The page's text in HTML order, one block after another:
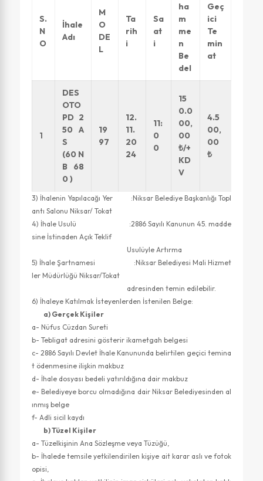
S.
N
O
İhale
Adı
M
O
DE
L
Ta
rih
i
Sa
at
i
ha
m
me
n
Be
del
Geç
ici
Te
min
at
1
DES
OTO
PD 2
50 A
S
(60 N
B 68
0 )
19
97
12.
11.
20
24
11:
0
0
15
0.0
00,
00
₺/+
KD
V
4.5
00,
00
₺
3) İhalenin Yapılacağı Yer :Niksar Belediye Başkanlığı Topl
antı Salonu Niksar/ Tokat
4) İhale Usulü :2886 Sayılı Kanunun 45. madde
sine İstinaden Açık Teklif
Usulüyle Artırma
5) İhale Şartnamesi :Niksar Belediyesi Mali Hizmet
ler Müdürlüğü Niksar/Tokat
adresinden temin edilebilir.
6) İhaleye Katılmak İsteyenlerden İstenilen Belge:
a) Gerçek Kişiler
a- Nüfus Cüzdan Sureti
b- Tebligat adresini gösterir ikametgah belgesi
c- 2886 Sayılı Devlet İhale Kanununda belirtilen geçici temina
t ödenmesine ilişkin makbuz
d- İhale dosyası bedeli yatırıldığına dair makbuz
e- Belediyeye borcu olmadığına dair Niksar Belediyesinden al
ınmış belge
f- Adli sicil kaydı
b) Tüzel Kişiler
a- Tüzelkişinin Ana Sözleşme veya Tüzüğü,
b- İhalede temsile yetkilendirilen kişiye ait karar aslı ve fotok
opisi,